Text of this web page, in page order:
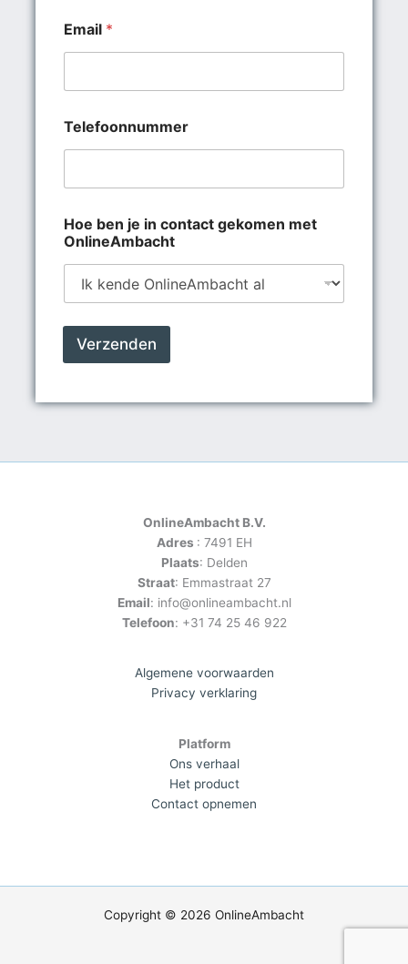
Email *
Telefoonnummer
Hoe ben je in contact gekomen met
OnlineAmbacht
Verzenden
OnlineAmbacht B.V.
Adres : 7491 EH
Plaats: Delden
Straat: Emmastraat 27
Email: info@onlineambacht.nl
Telefoon: +31 74 25 46 922
Algemene voorwaarden
Privacy verklaring
Platform
Ons verhaal
Het product
Contact opnemen
Copyright © 2026 OnlineAmbacht